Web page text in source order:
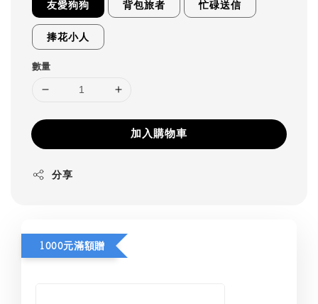
友愛狗狗 背包旅者 忙碌送信
捧花小人
數量
加入購物車
分享
1000元滿額贈